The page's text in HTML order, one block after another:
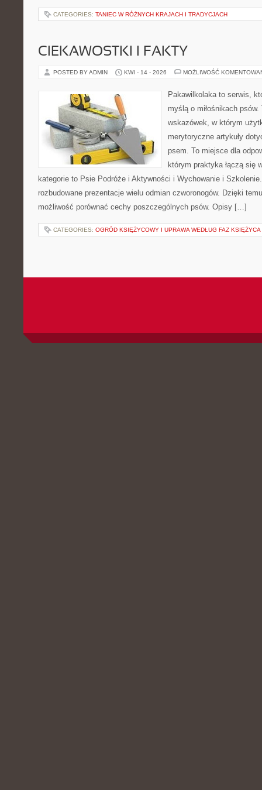
CATEGORIES: TANIEC W RÓŻNYCH KRAJACH I TRADYCJACH
CIEKAWOSTKI I FAKTY
POSTED BY ADMIN KWI - 14 - 2026 MOŻLIWOŚĆ
Pakawilkolaka to serwis,
myślą o miłośnikach
wskazówek, w którym
merytoryczne artykuły
psem. To miejsce dla
którym praktyka łączą się
kategorie to Psie Podróże i Aktywności i Wychowanie i
rozbudowane prezentacje wielu odmian czworonogów. Dzięki
możliwość porównać cechy poszczególnych psów. Opisy […]
CATEGORIES: OGRÓD KSIĘŻYCOWY I UPRAWA WEDŁUG FAZ KSIĘŻYCA